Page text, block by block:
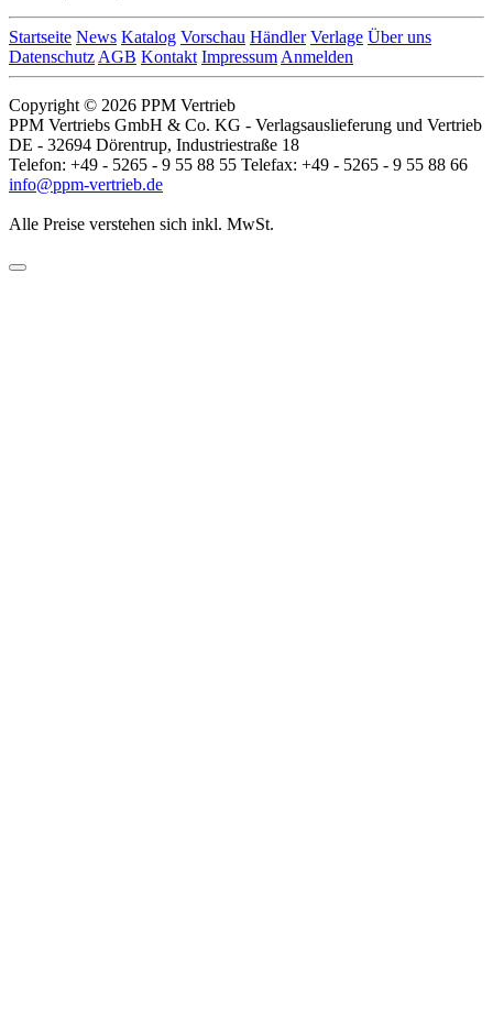
Startseite News Katalog Vorschau Händler Verlage Über uns
Datenschutz AGB Kontakt Impressum Anmelden
Copyright © 2026 PPM Vertrieb
PPM Vertriebs GmbH & Co. KG - Verlagsauslieferung und Vertrieb
DE - 32694 Dörentrup, Industriestraße 18
Telefon: +49 - 5265 - 9 55 88 55 Telefax: +49 - 5265 - 9 55 88 66
info@ppm-vertrieb.de
Alle Preise verstehen sich inkl. MwSt.